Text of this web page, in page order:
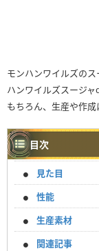
モンハンワイルズの
ハンワイルズスージ
もちろん、生産や作成
目次
見た目
性能
生産素材
関連記事